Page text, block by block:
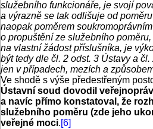
služebního funkcionáře, je svojí
a výrazně se tak odlišuje od
naopak poměrem soukromoprávním
o propuštění ze služebního
na vlastní žádost příslušníka, je
být tedy dle čl. 2 odst. 3 Ústavy a
jen v případech, mezích a
Ve shodě s výše předestřeným
Ústavní soud dovodil
a navíc přímo konstatoval, že
služebního poměru (zde jeho
veřejné moci.[6]